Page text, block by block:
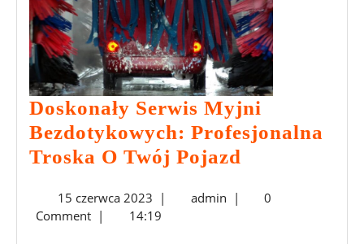
Doskonały Serwis Myjni
Bezdotykowych: Profesjonalna
Troska O Twój Pojazd
Myjni
15 czerwca 202315
czerwca
| adminadmin
|
0
Comment | 14:19